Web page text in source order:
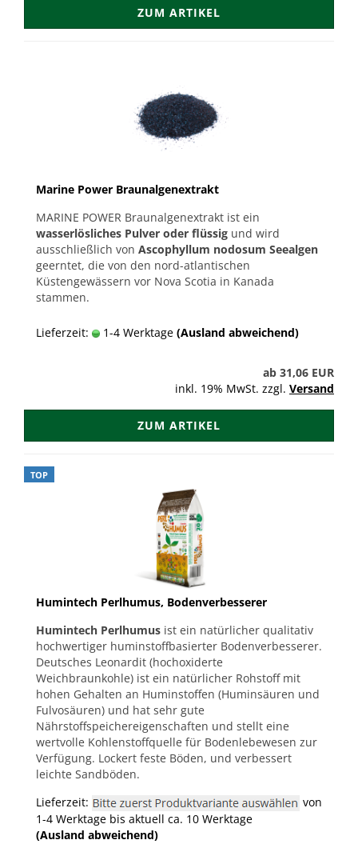
ZUM ARTIKEL
Marine Power Braunalgenextrakt
MARINE POWER Braunalgenextrakt ist ein
wasserlösliches Pulver oder flüssig und wird
ausschließlich von Ascophyllum nodosum Seealgen
geerntet, die von den nord-atlantischen
Küstengewässern vor Nova Scotia in Kanada
stammen.
Lieferzeit: 1-4 Werktage (Ausland abweichend)
ab 31,06 EUR
inkl. 19% MwSt. zzgl. Versand
ZUM ARTIKEL
TOP
Humintech Perlhumus, Bodenverbesserer
Humintech Perlhumus ist ein natürlicher qualitativ
hochwertiger huminstoffbasierter Bodenverbesserer.
Deutsches Leonardit (hochoxiderte
Weichbraunkohle) ist ein natürlicher Rohstoff mit
hohen Gehalten an Huminstoffen (Huminsäuren und
Fulvosäuren) und hat sehr gute
Nährstoffspeichereigenschaften und stellt eine
wertvolle Kohlenstoffquelle für Bodenlebewesen zur
Verfügung. Lockert feste Böden, und verbessert
leichte Sandböden.
Lieferzeit:
von
1-4 Werktage bis aktuell ca. 10 Werktage
(Ausland abweichend)